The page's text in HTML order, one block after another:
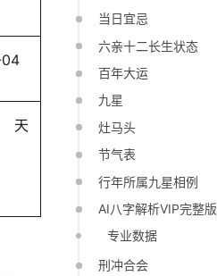
天
当日宜忌
六亲十二长生状态
百年大运
九星
灶马头
节气表
行年所属九星相例
AI八字解析VIP完整版
专业数据
刑冲合会